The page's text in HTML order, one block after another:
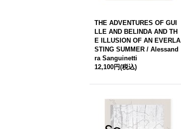
THE ADVENTURES OF GUI
LLE AND BELINDA AND TH
E ILLUSION OF AN EVERLA
STING SUMMER / Alessand
ra Sanguinetti
12,100円(税込)